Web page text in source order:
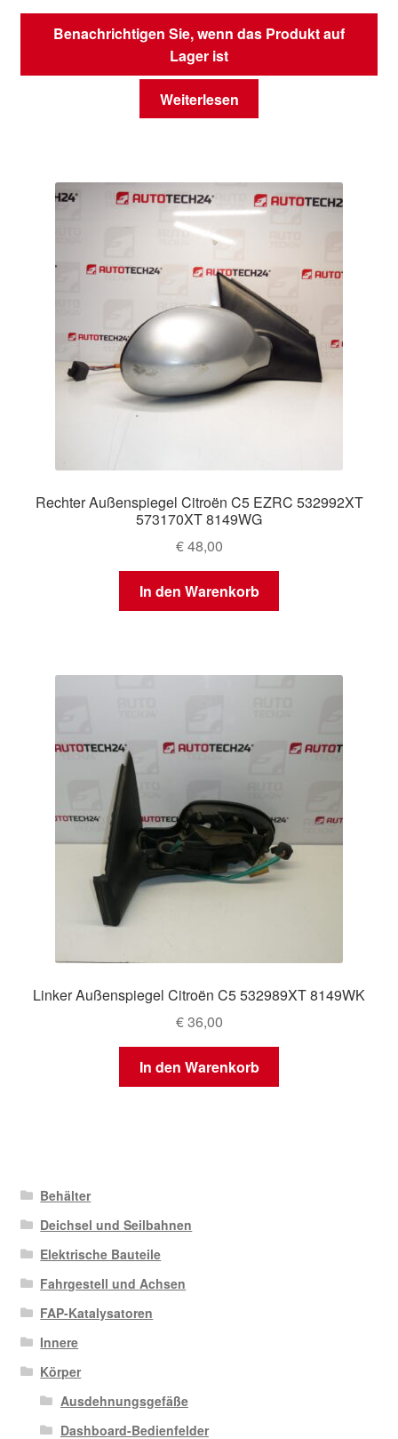
Benachrichtigen Sie, wenn das Produkt auf
Lager ist
Weiterlesen
Rechter Außenspiegel Citroën C5 EZRC 532992XT
573170XT 8149WG
€48,00
In den Warenkorb
Linker Außenspiegel Citroën C5 532989XT 8149WK
€36,00
In den Warenkorb
Behälter
Deichsel und Seilbahnen
Elektrische Bauteile
Fahrgestell und Achsen
FAP-Katalysatoren
Innere
Körper
Ausdehnungsgefäße
Dashboard-Bedienfelder